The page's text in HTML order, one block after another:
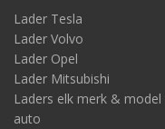
Lader Tesla
Lader Volvo
Lader Opel
Lader Mitsubishi
Laders elk merk & model
auto